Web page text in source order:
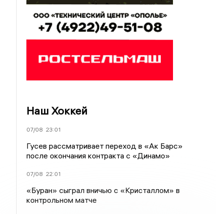
Наш Хоккей
07/08 23:01
Гусев рассматривает переход в «Ак Барс»
после окончания контракта с «Динамо»
07/08 22:01
«Буран» сыграл вничью с «Кристаллом» в
контрольном матче